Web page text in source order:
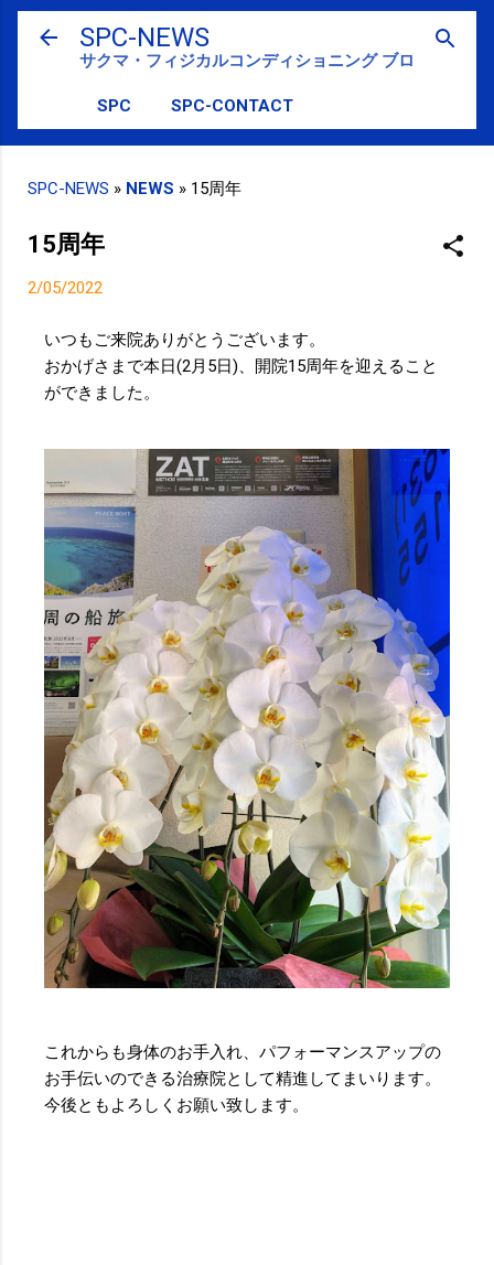
スキップしてメイン コンテンツに移動
SPC-NEWS
サクマ・フィジカルコンディショニング ブログ
SPC SPC-CONTACT
SPC-NEWS » NEWS » 15周年
15周年
2/05/2022
いつもご来院ありがとうございます。
おかげさまで本日(2月5日)、開院15周年を迎えること
ができました。
これからも身体のお手入れ、パフォーマンスアップの
お手伝いのできる治療院として精進してまいります。
今後ともよろしくお願い致します。